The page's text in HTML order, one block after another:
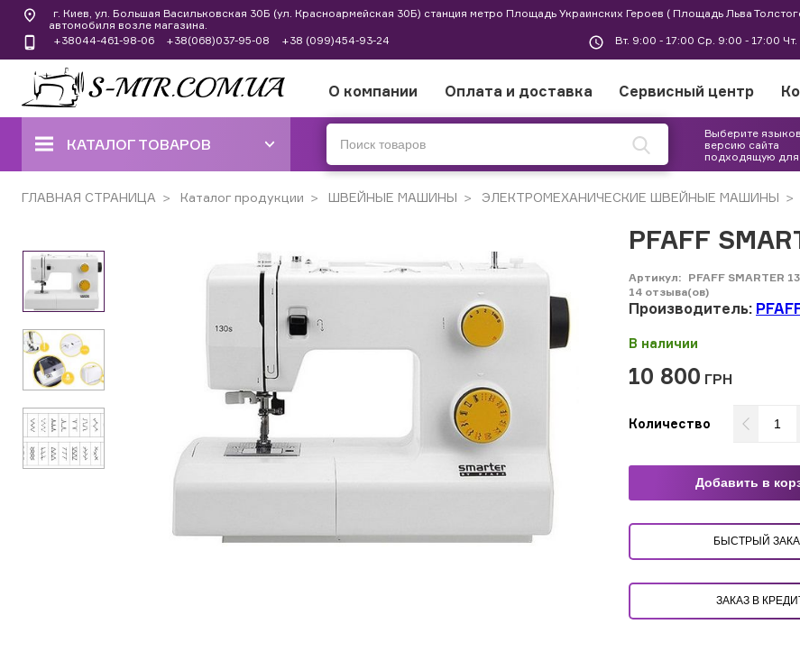
г. Киев, ул. Большая Васильковская 30Б (ул. Красноармейская 30Б) станция метро Площадь Украинских Героев ( Площадь Льва
автомобиля возле магазина.
+38044-461-98-06
+38(068)037-95-08 +38 (099)454-93-24 Вт. 9:00 - 17:00 Ср. 9:00 - 17:00
О компании Оплата и доставка Сервисный центр
КАТАЛОГ ТОВАРОВ
ШВЕЙНЫЕ МАШИНЫ
ПЛОСКОШОВНЫЕ МАШИНЫ
ВЫШИВАЛЬНЫЕ И ШВЕЙНО-
ВЫШИВАЛЬНЫЕ
ШВЕЙНЫЕ МАШИНЫ РУЧНОГО
СТЕЖКА
ВЯЗАЛЬНЫЕ МАШИНЫ
АКСЕССУАРЫ
Акционные товары
Выберите
версию сайта
подходящую
ГЛАВНАЯ СТРАНИЦА Каталог продукции ШВЕЙНЫЕ МАШИНЫ ЭЛЕКТРОМЕХАНИЧЕСКИЕ ШВЕЙНЫЕ МАШИНЫ
PFAFF
Артикул: PFAFF SMARTER
14 отзыва(ов)
Производитель:
В наличии
10 800 ГРН
Количество
Добавить в
БЫСТРЫЙ
ЗАКАЗ В